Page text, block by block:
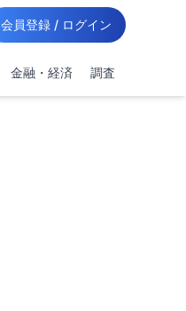
会員登録 / ログイン
金融・経済 調査